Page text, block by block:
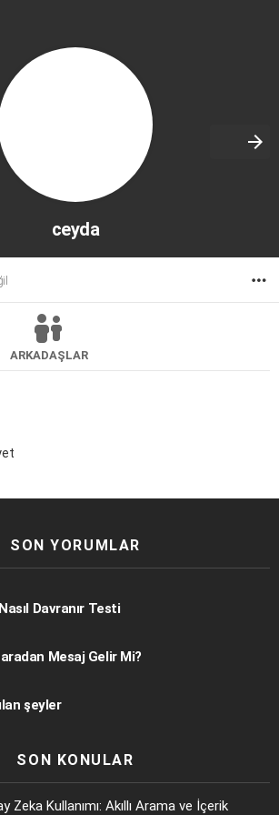
ceyda
ARKADAŞLAR
SON YORUMLAR
Davranır Testi
Mesaj Gelir Mi?
şeyler
SON KONULAR
Zeka Kullanımı: Akıllı Arama ve İçerik